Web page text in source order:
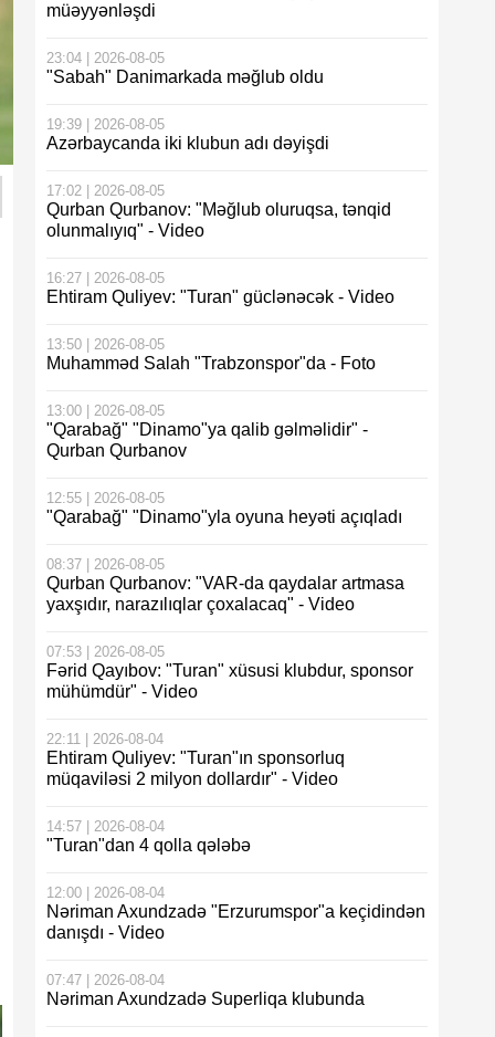
müəyyənləşdi
23:04 | 2026-08-05
"Sabah" Danimarkada məğlub oldu
19:39 | 2026-08-05
Azərbaycanda iki klubun adı dəyişdi
17:02 | 2026-08-05
Qurban Qurbanov: "Məğlub oluruqsa, tənqid
olunmalıyıq" - Video
16:27 | 2026-08-05
Ehtiram Quliyev: "Turan" güclənəcək - Video
13:50 | 2026-08-05
Muhamməd Salah "Trabzonspor"da - Foto
13:00 | 2026-08-05
"Qarabağ" "Dinamo"ya qalib gəlməlidir" -
Qurban Qurbanov
12:55 | 2026-08-05
"Qarabağ" "Dinamo"yla oyuna heyəti açıqladı
08:37 | 2026-08-05
Qurban Qurbanov: "VAR-da qaydalar artmasa
yaxşıdır, narazılıqlar çoxalacaq" - Video
07:53 | 2026-08-05
Fərid Qayıbov: "Turan" xüsusi klubdur, sponsor
mühümdür" - Video
22:11 | 2026-08-04
Ehtiram Quliyev: "Turan"ın sponsorluq
müqaviləsi 2 milyon dollardır" - Video
14:57 | 2026-08-04
"Turan"dan 4 qolla qələbə
12:00 | 2026-08-04
Nəriman Axundzadə "Erzurumspor"a keçidindən
danışdı - Video
07:47 | 2026-08-04
Nəriman Axundzadə Superliqa klubunda